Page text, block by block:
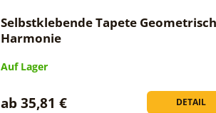
Selbstklebende Tapete
Harmonie
Auf Lager
DETAIL
ab 35,81 €